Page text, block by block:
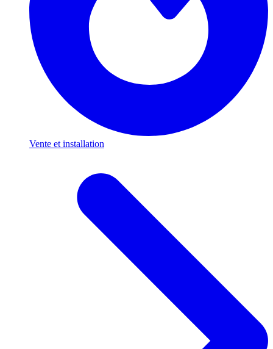
Vente et installation